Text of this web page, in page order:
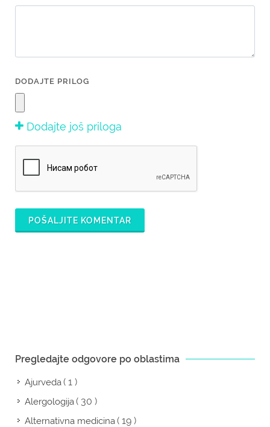
DODAJTE PRILOG
Dodajte još priloga
POŠALJITE KOMENTAR
Pregledajte odgovore po oblastima
Ajurveda( 1 )
Alergologija( 30 )
Alternativna medicina( 19 )